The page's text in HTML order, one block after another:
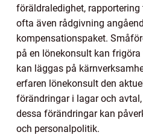
föräldraledighet,
ofta även rådgivning
kompensationspaket.
på en lönekonsult kan
kan läggas på
erfaren lönekonsult den
förändringar i lagar och
dessa förändringar kan
och personalpolitik.